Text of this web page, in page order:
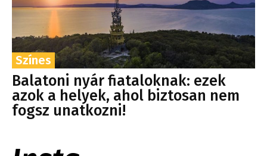
Színes
Balatoni nyár fiataloknak: ezek
azok a helyek, ahol biztosan nem
fogsz unatkozni!